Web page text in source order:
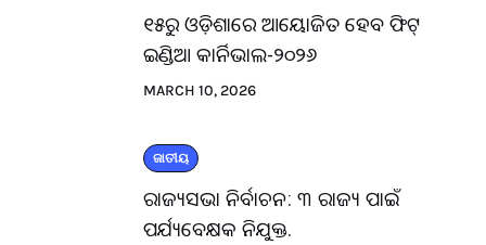
୧୫ରୁ ଓଡ଼ିଶାରେ ଆୟୋଜିତ ହେବ ଫିଟ୍
ଇଣ୍ଡିଆ କାର୍ନିଭାଲ-୨୦୨୬
MARCH 10, 2026
ଜାତୀୟ
ରାଜ୍ୟସଭା ନିର୍ବାଚନ: ୩ ରାଜ୍ୟ ପାଇଁ
ପର୍ଯ୍ୟବେକ୍ଷକ ନିଯୁକ୍ତ.